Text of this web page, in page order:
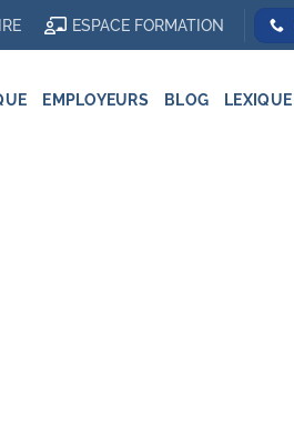
ESPACE FORMATION
EMPLOYEURS BLOG LEXIQUE